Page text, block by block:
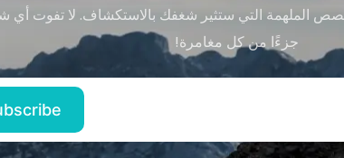
الملهمة التي ستثير شغفك بالاستكشاف. لا تفوت
جزءًا من كل مغامرة!